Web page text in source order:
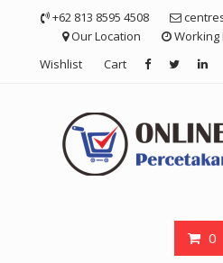
+62 813 8595 4508
Our Location
Working
Wishlist
Cart
0